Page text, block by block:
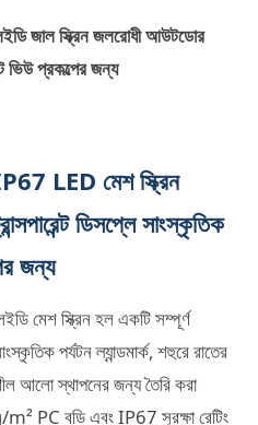
জাল স্ক্রিন জলরোধী আউটডোর
ভিউ প্রকল্পের জন্য
LED মেশ স্ক্রিন
ডিসপ্লে সাংস্কৃতিক
জন্য
মেশ স্ক্রিন হল একটি সম্পূর্ণ
পর্যটন ল্যান্ডমার্ক, শহুরে রাতের
আলো স্থাপনের জন্য তৈরি করা
PC বডি এবং IP67 সুরক্ষা রেটিং